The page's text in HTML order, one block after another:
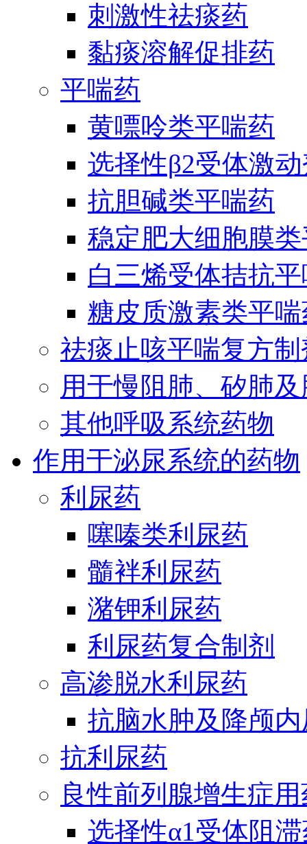
刺激性祛痰药
黏痰溶解促排药
平喘药
黄嘌呤类平喘药
选择性β2受体激
抗胆碱类平喘药
稳定肥大细胞膜
白三烯受体拮抗
糖皮质激素类平
祛痰止咳平喘复方制
用于慢阻肺、矽肺
其他呼吸系统药物
作用于泌尿系统的药物
利尿药
噻嗪类利尿药
髓袢利尿药
潴钾利尿药
利尿药复合制剂
高渗脱水利尿药
抗脑水肿及降颅
抗利尿药
良性前列腺增生症
选择性α1受体阻